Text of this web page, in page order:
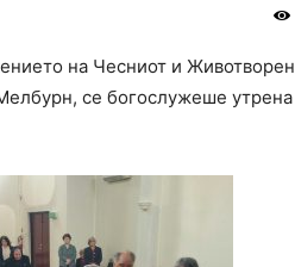
на Чесниот и Животворен
се богослужеше утрена